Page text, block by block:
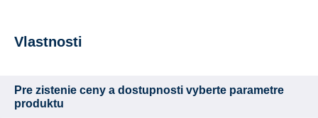
Vlastnosti
Pre zistenie ceny a dostupnosti vyberte parametre
produktu